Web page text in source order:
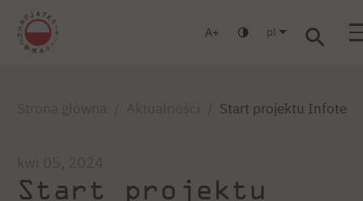
A pl
Start projektu
Start projektu